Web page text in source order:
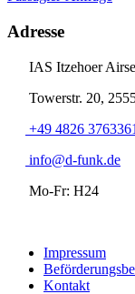
Adresse
IAS Itzehoer
Towerstr. 20,
+49 4826 3763361
info@d-funk.de
Mo-Fr: H24
Impressum
Kontakt